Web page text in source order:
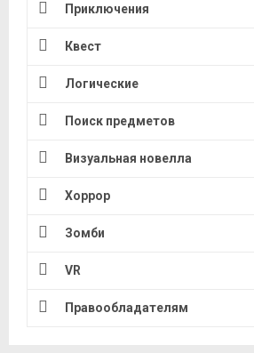
Приключения
Квест
Логические
Поиск предметов
Визуальная новелла
Хоррор
Зомби
VR
Правообладателям